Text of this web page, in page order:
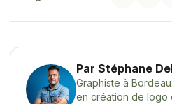
Par Stéphane
Graphiste à
en création de logo